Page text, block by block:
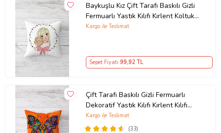
Baykuşlu Kız Çift Tarafı Baskılı Gizli
Fermuarlı Yastık Kılıfı Kırlent Koltuk
Yastık Kılıfı (Pembe)
Kargo ile Teslimat
Sepet Fiyatı 99,92 TL
Çift Tarafı Baskılı Gizli Fermuarlı
Dekoratif Yastık Kılıfı Kırlent Kılıfı
Koltuk Yastık Kılıfı (Turuncu)
(33)
Kargo ile Teslimat